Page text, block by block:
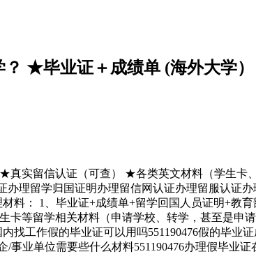
？ ★毕业证＋成绩单 (海外大学
实留信认证（可查） ★各类英文材料（学生卡
办理留学归国证明办理留信网认证办理留服认证
料： 1、毕业证+成绩单+留学回国人员证明+教
等留学相关材料（申请学校、转学，甚至是申
工作假的毕业证可以用吗551190476假的毕业
/事业单位需要些什么材料551190476办理假毕业